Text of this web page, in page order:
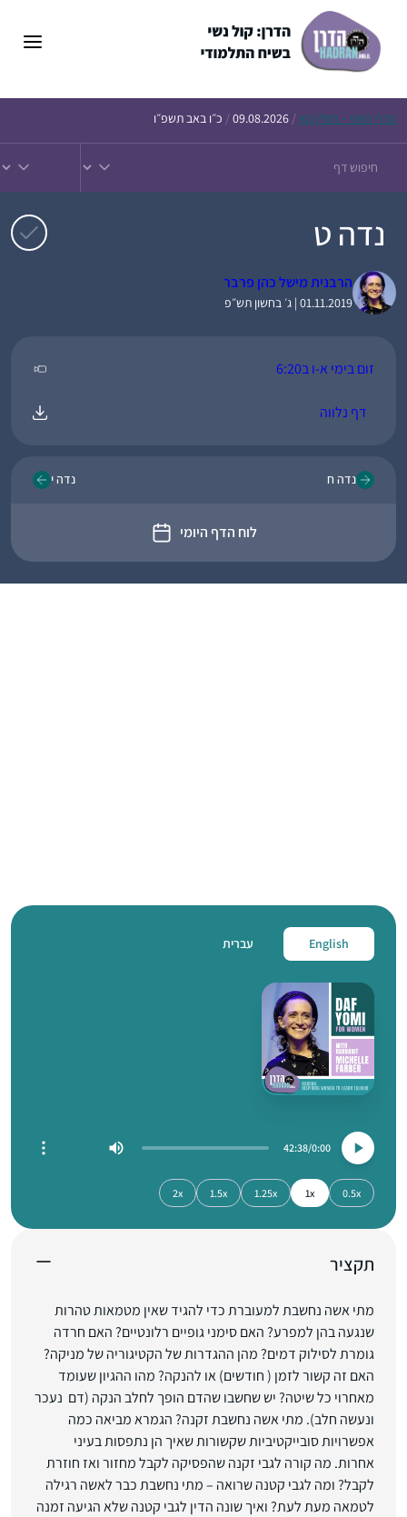
הדף היומי – חולין קא/
09.08.2026
/ כ״ו באב תשפ״ו
נדה ט
הרבנית מישל כהן פרבר
01.11.2019 | ג׳ בחשון תש״פ
זום בימי א-ו ב6:20
דף נלווה
נדה ח
לוח הדף היומי
נדה י
English עברית
0:00
42:38
0.5x
1x
1.25x
1.5x
2x
תקציר
מתי אשה נחשבת למעוברת כדי להגיד שאין מטמאות טהרות
שנגעה בהן למפרע? האם סימני גופיים רלונטיים? האם חרדה
גומרת לסילוק דמים? מהן ההגדרות של הקטיגוריה של מניקה?
האם זה קשור לזמן ( חודשים) או להנקה? מהו ההגיון שעומד
מאחרוי כל שיטה? יש שחשבו שהדם הופך לחלב הנקה (דם נעכר
ונעשה חלב). מתי אשה נחשבת זקנה? הגמרא מביאה כמה
אפשרויות סובייקטיביות שקשורות שאיך הן נתפסות בעיני
אחרות. מה קורה לגבי זקנה שהפסיקה לקבל מחזור ואז חוזרת
לקבל? ומה לגבי קטנה שרואה – מתי נחשבת כבר לאשה רגילה
לטמאה מעת לעת? ואיך שונה הדין לגבי קטנה שלא הגיעה זמנה